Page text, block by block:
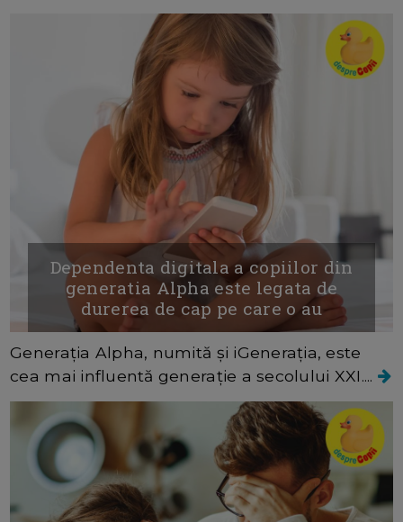
Dependenta digitala a copiilor din
generatia Alpha este legata de
durerea de cap pe care o au
Generația Alpha, numită și iGenerația, este
cea mai influentă generație a secolului XXI....